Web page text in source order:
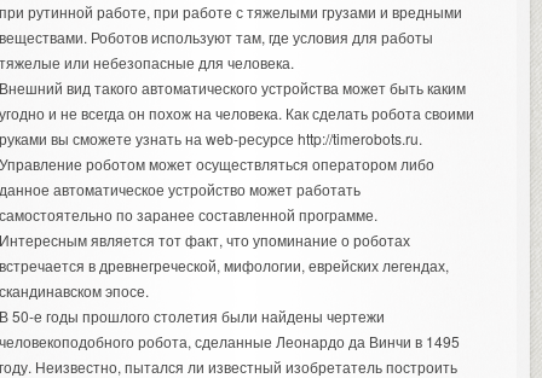
рутинной работе, при работе с тяжелыми грузами и вредными
Роботов используют там, где условия для работы
или небезопасные для человека.
вид такого автоматического устройства может быть каким
и не всегда он похож на человека. Как сделать робота своими
вы сможете узнать на web-ресурсе http://timerobots.ru.
роботом может осуществляться оператором либо
автоматическое устройство может работать
по заранее составленной программе.
является тот факт, что упоминание о роботах
в древнегреческой, мифологии, еврейских легендах,
эпосе.
50-е годы прошлого столетия были найдены чертежи
робота, сделанные Леонардо да Винчи в 1495
Неизвестно, пытался ли известный изобретатель построить